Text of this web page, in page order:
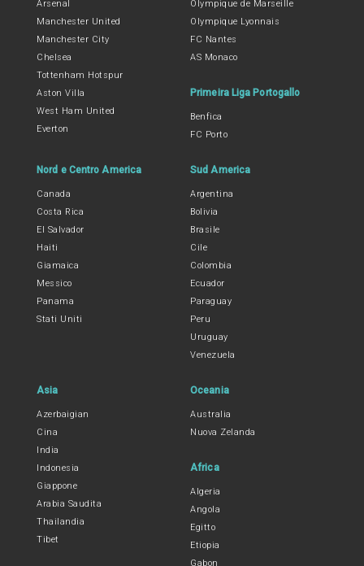
Arsenal
Manchester United
Manchester City
Chelsea
Tottenham Hotspur
Aston Villa
West Ham United
Everton
Olympique de Marseille
Olympique Lyonnais
FC Nantes
AS Monaco
Primeira Liga Portogallo
Benfica
FC Porto
Nord e Centro America
Canada
Costa Rica
El Salvador
Haiti
Giamaica
Messico
Panama
Stati Uniti
Sud America
Argentina
Bolivia
Brasile
Cile
Colombia
Ecuador
Paraguay
Peru
Uruguay
Venezuela
Asia
Azerbaigian
Cina
India
Indonesia
Giappone
Arabia Saudita
Thailandia
Tibet
Oceania
Australia
Nuova Zelanda
Africa
Algeria
Angola
Egitto
Etiopia
Gabon